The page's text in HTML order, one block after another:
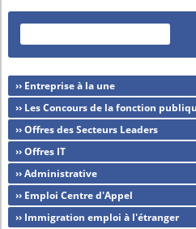
›› Entreprise à la une
›› Les Concours de la fonction
›› Offres des Secteurs Leaders
›› Offres IT
›› Administrative
›› Emploi Centre d'Appel
›› Immigration emploi à l'étranger